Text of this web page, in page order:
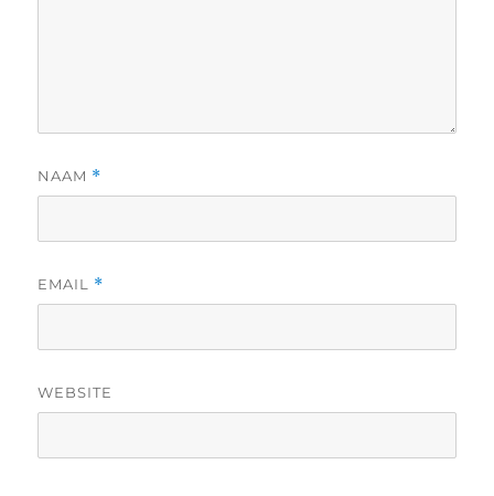
NAAM *
EMAIL *
WEBSITE